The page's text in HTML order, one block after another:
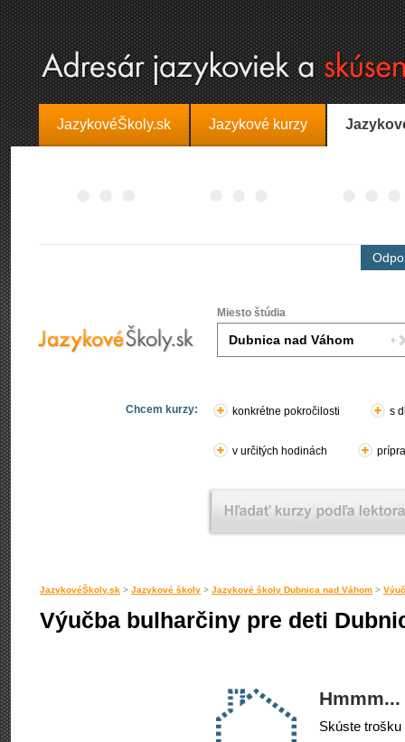
JazykovéŠkoly.sk Jazykové kurzy
Miesto štúdia
Chcem kurzy: konkrétne pokročilosti s
v určitých hodinách
JazykovéŠkoly.sk > Jazykové školy > Jazykové školy Dubnica nad Váhom >
Výučba bulharčiny pre deti
Skúste